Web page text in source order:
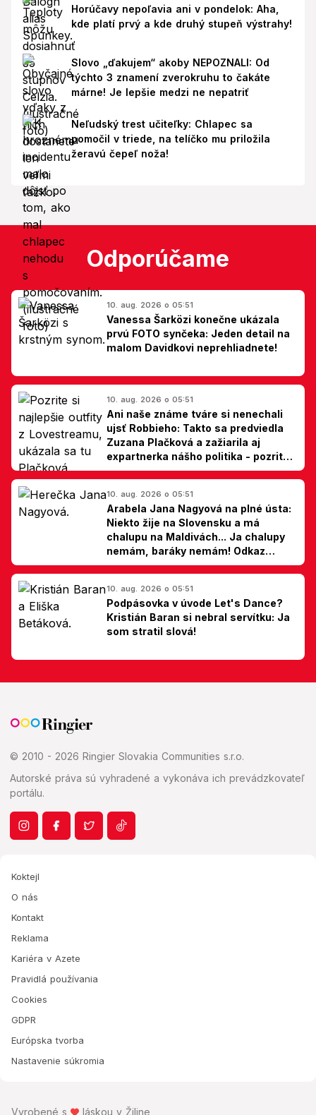
Horúčavy nepoľavia ani v pondelok: Aha,
kde platí prvý a kde druhý stupeň výstrahy!
Slovo „ďakujem“ akoby NEPOZNALI: Od
týchto 3 znamení zverokruhu to čakáte
márne! Je lepšie medzi ne nepatriť
Neľudský trest učiteľky: Chlapec sa
pomočil v triede, na telíčko mu priložila
žeravú čepeľ noža!
Odporúčame
10. aug. 2026 o 05:51
Vanessa Šarközi konečne ukázala
prvú FOTO synčeka: Jeden detail na
malom Davidkovi neprehliadnete!
10. aug. 2026 o 05:51
Ani naše známe tváre si nenechali
ujsť Robbieho: Takto sa predviedla
Zuzana Plačková a zažiarila aj
expartnerka nášho politika - pozrite
si TOP outfity z Lovestreamu
10. aug. 2026 o 05:51
Arabela Jana Nagyová na plné ústa:
Niekto žije na Slovensku a má
chalupu na Maldivách... Ja chalupy
nemám, baráky nemám! Odkaz
Slovákom
10. aug. 2026 o 05:51
Podpásovka v úvode Let's Dance?
Kristián Baran si nebral servítku: Ja
som stratil slová!
© 2010 - 2026 Ringier Slovakia Communities s.r.o.
Autorské práva sú vyhradené a vykonáva ich prevádzkovateľ
portálu.
Koktejl
O nás
Kontakt
Reklama
Kariéra v Azete
Pravidlá používania
Cookies
GDPR
Európska tvorba
Nastavenie súkromia
Vyrobené s láskou v Žiline